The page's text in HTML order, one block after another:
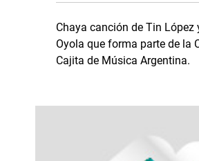
Chaya canción de Tin López
Oyola que forma parte de la
Cajita de Música Argentina.